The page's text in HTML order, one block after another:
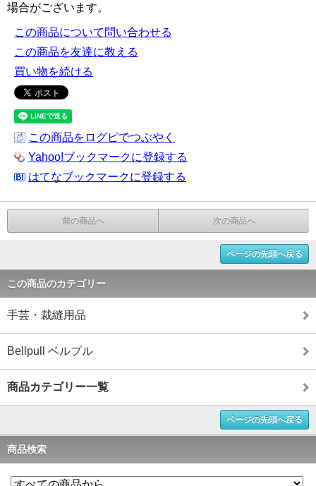
場合がございます。
この商品について問い合わせる
この商品を友達に教える
買い物を続ける
この商品をログピでつぶやく
Yahoo!ブックマークに登録する
はてなブックマークに登録する
前の商品へ 次の商品へ
ページの先頭へ戻る
この商品のカテゴリー
手芸・裁縫用品
Bellpull ベルプル
商品カテゴリー一覧
ページの先頭へ戻る
商品検索